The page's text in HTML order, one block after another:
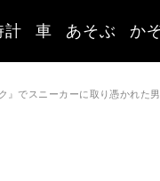
計 車 あそぶ か
』でスニーカーに取り憑かれた